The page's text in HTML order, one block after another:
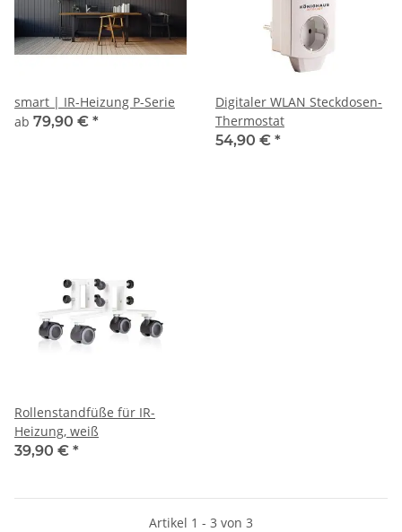
smart | IR-Heizung P-Serie
ab 79,90 € *
Digitaler WLAN Steckdosen-
Thermostat
54,90 € *
Rollenstandfüße für IR-
Heizung, weiß
39,90 € *
Artikel 1 - 3 von 3